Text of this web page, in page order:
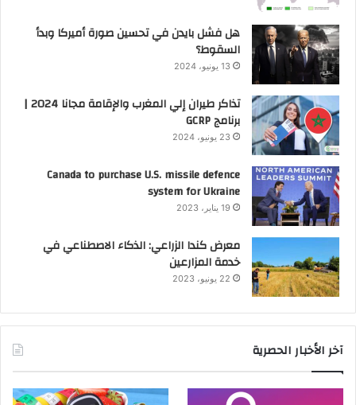
هل فشل بايدن في تحسين صورة أميركا وبدأ
السقوط؟
13 يونيو، 2024
تذاكر طيران إلي المغرب والإقامة مجانا 2024 |
برنامج GCRP
23 يونيو، 2024
Canada to purchase U.S. missile defence
system for Ukraine
19 يناير، 2023
معرض كندا الزراعي: الذكاء الاصطناعي في
خدمة المزارعين
22 يونيو، 2023
آخر الأخبار الحصرية